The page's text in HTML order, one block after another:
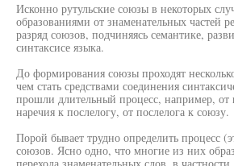
Исконно рутульские союзы в некоторых
образованиями от знаменательных частей
разряд союзов, подчиняясь семантике,
синтаксисе языка.
До формирования союзы проходят
чем стать средствами соединения
прошли длительный процесс, например,
наречия к послелогу, от послелога к союзу.
Порой бывает трудно определить процесс
союзов. Ясно одно, что многие из них